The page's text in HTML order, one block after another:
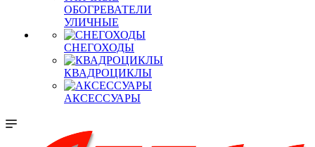
ОБОГРЕВАТЕЛИ
УЛИЧНЫЕ
СНЕГОХОДЫ
КВАДРОЦИКЛЫ
АКСЕССУАРЫ